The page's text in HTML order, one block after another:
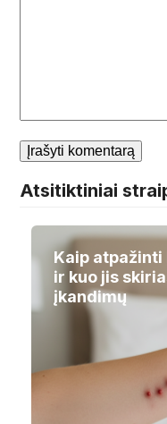
Atsitiktiniai
Kaip atpažinti
ir kuo jis
įkandimų